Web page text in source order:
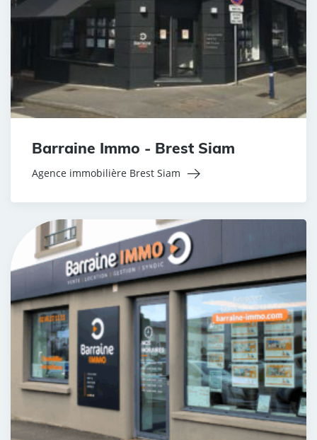
Barraine Immo - Brest Siam
Agence immobilière Brest Siam